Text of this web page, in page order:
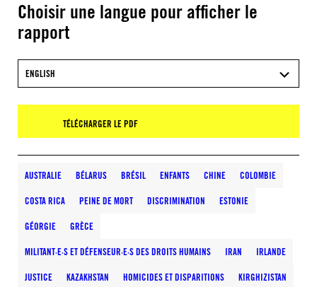
Choisir une langue pour afficher le
rapport
ENGLISH
TÉLÉCHARGER LE PDF
AUSTRALIE BÉLARUS BRÉSIL ENFANTS CHINE COLOMBIE
COSTA RICA PEINE DE MORT DISCRIMINATION ESTONIE
GÉORGIE GRÈCE
MILITANT·E·S ET DÉFENSEUR·E·S DES DROITS HUMAINS IRAN IRLANDE
JUSTICE KAZAKHSTAN HOMICIDES ET DISPARITIONS KIRGHIZISTAN